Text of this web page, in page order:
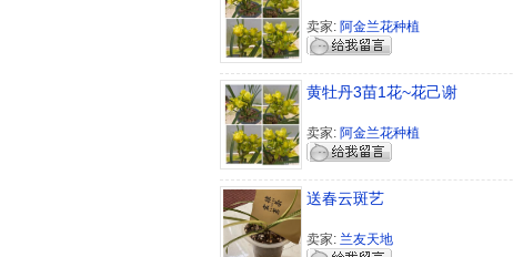
卖家: 阿金兰花种植
黄牡丹3苗1花~花己谢
卖家: 阿金兰花种植
送春云斑艺
卖家: 兰友天地